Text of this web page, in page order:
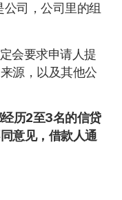
司，公司里的组
会要求申请人提
源，以及其他公
历2至3名的信贷
意见，借款人通